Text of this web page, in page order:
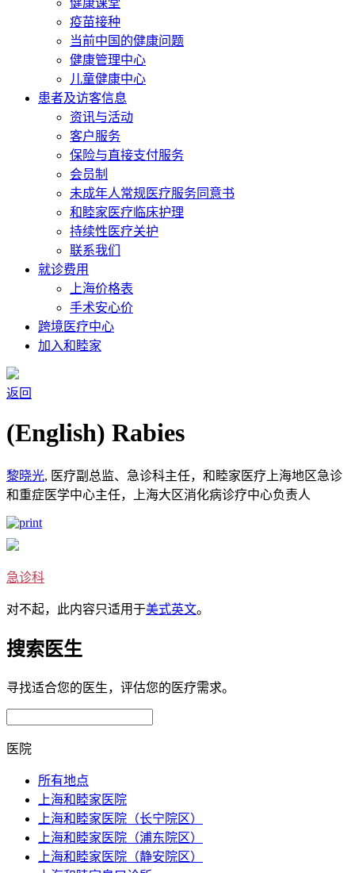
健康课堂
疫苗接种
当前中国的健康问题
健康管理中心
儿童健康中心
患者及访客信息
资讯与活动
客户服务
保险与直接支付服务
会员制
未成年人常规医疗服务同意书
和睦家医疗临床护理
持续性医疗关护
联系我们
就诊费用
上海价格表
手术安心价
跨境医疗中心
加入和睦家
返回
(English) Rabies
黎晓光, 医疗副总监、急诊科主任，和睦家医疗上海地区急诊
和重症医学中心主任，上海大区消化病诊疗中心负责人
急诊科
对不起，此内容只适用于美式英文。
搜索医生
寻找适合您的医生，评估您的医疗需求。
医院
所有地点
上海和睦家医院
上海和睦家医院（长宁院区）
上海和睦家医院（浦东院区）
上海和睦家医院（静安院区）